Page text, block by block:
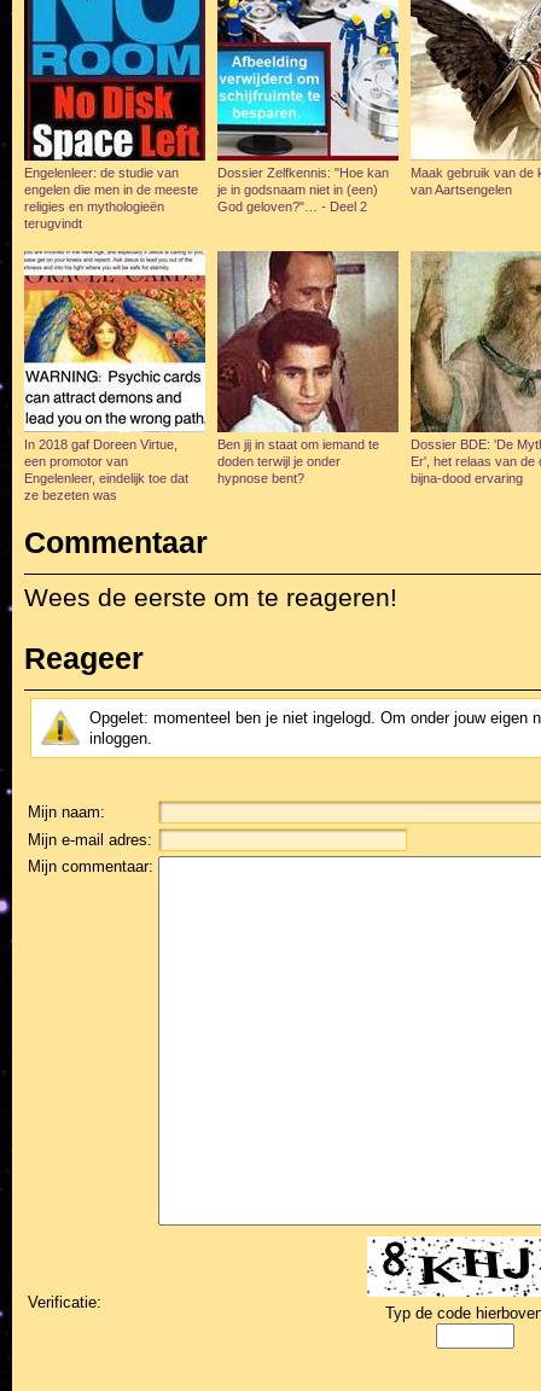
Engelenleer: de studie van
engelen die men in de meeste
religies en mythologieën
terugvindt
Dossier Zelfkennis: "Hoe kan
je in godsnaam niet in (een)
God geloven?"… - Deel 2
Maak gebruik van de
van Aartsengelen
In 2018 gaf Doreen Virtue,
een promotor van
Engelenleer, eindelijk toe dat
ze bezeten was
Ben jij in staat om iemand te
doden terwijl je onder
hypnose bent?
Dossier BDE: 'De
Er', het relaas van de
bijna-dood ervaring
Commentaar
Wees de eerste om te reageren!
Reageer
Opgelet: momenteel ben je niet ingelogd. Om onder jouw eigen
inloggen.
Mijn naam:
Mijn e-mail adres:
Mijn commentaar:
Verificatie:
Typ de code